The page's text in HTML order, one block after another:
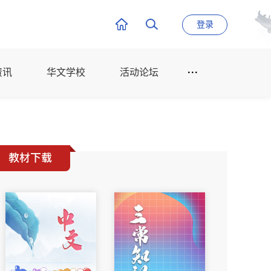
登录
讯 华文学校 活动论坛